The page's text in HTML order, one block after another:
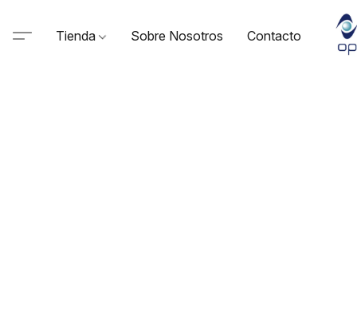
Tienda Sobre Nosotros Contacto